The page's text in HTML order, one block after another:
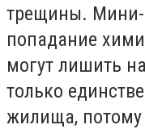
трещины. Мини-
попадание
могут лишить
только
жилища, потому